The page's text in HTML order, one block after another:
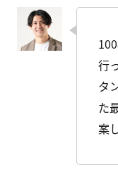
行
タ
た
案